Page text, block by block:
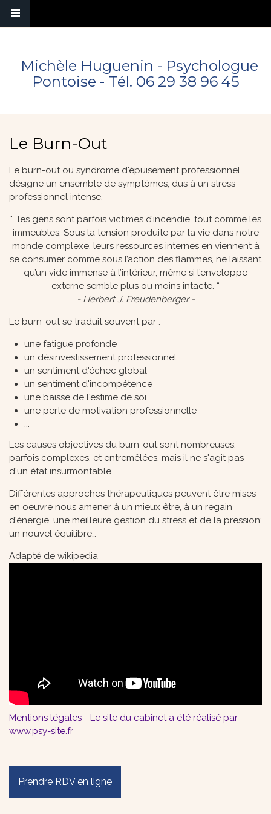
Michèle Huguenin - Psychologue
Pontoise - Tél. 06 29 38 96 45
Le Burn-Out
Le burn-out ou syndrome d'épuisement professionnel,
désigne un ensemble de symptômes, dus à un stress
professionnel intense.
"...les gens sont parfois victimes d’incendie, tout comme les
immeubles. Sous la tension produite par la vie dans notre
monde complexe, leurs ressources internes en viennent à
se consumer comme sous l’action des flammes, ne laissant
qu’un vide immense à l’intérieur, même si l’enveloppe
externe semble plus ou moins intacte. “
- Herbert J. Freudenberger -
Le burn-out se traduit souvent par :
une fatigue profonde
un désinvestissement professionnel
un sentiment d'échec global
un sentiment d'incompétence
une baisse de l'estime de soi
une perte de motivation professionnelle
...
Les causes objectives du burn-out sont nombreuses,
parfois complexes, et entremêlées, mais il ne s'agit pas
d'un état insurmontable.
Différentes approches thérapeutiques peuvent être mises
en oeuvre nous amener à un mieux être, à un regain
d'énergie, une meilleure gestion du stress et de la pression:
un nouvel équilibre…
Adapté de wikipedia
Mentions légales - Le site du cabinet a été réalisé par
www.psy-site.fr
Prendre RDV en ligne